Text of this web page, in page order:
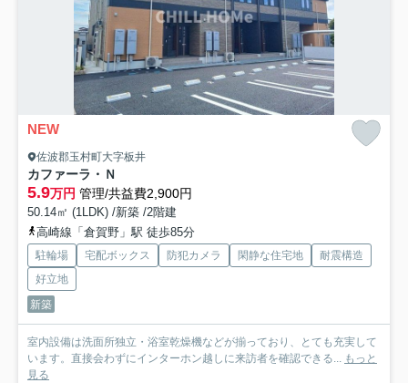
NEW
佐波郡玉村町大字板井
カファーラ・Ｎ
5.9万円 管理/共益費2,900円
50.14㎡ (1LDK) /新築 /2階建
高崎線「倉賀野」駅 徒歩85分
駐輪場 宅配ボックス 防犯カメラ 閑静な住宅地
耐震構造
好立地
新築
室内設備は洗面所独立・浴室乾燥機などが揃っており、とても充実して
います。直接会わずにインターホン越しに来訪者を確認できる... もっと
見る